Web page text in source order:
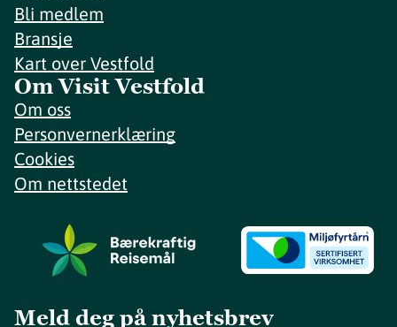
Bli medlem
Bransje
Kart over Vestfold
Om Visit Vestfold
Om oss
Personvernerklæring
Cookies
Om nettstedet
Meld deg på nyhetsbrev